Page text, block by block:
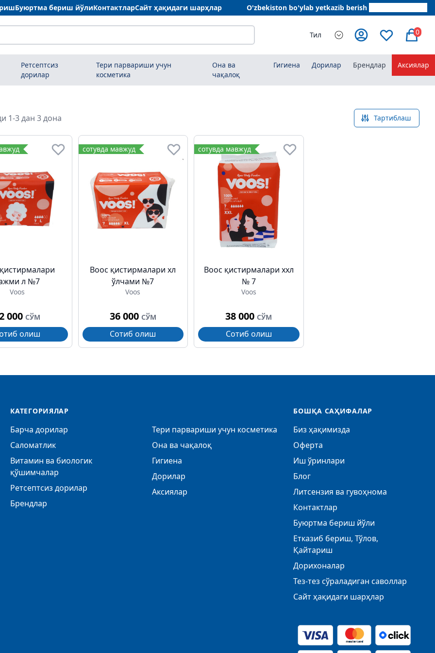
Буюртма бериш йўлиКонтактларСайт ҳақидаги шарҳлар O'zbekiston bo'ylab yetkazib berish
Тил 0
Ретсептсиз
дорилар
Тери парвариши учун
косметика
Она ва
чақалоқ
Гигиена Дорилар Брендлар Аксиялар
1-3 дан 3 дона Тартиблаш
л №7
Voos
000 СЎМ
олиш
сотувда мавжуд
Воос қистирмалари хл
ўлчами №7
Voos
36 000 СЎМ
Сотиб олиш
сотувда мавжуд
Воос қистирмалари ххл
№ 7
Voos
38 000 СЎМ
Сотиб олиш
КАТЕГОРИЯЛАР
Барча дорилар
Саломатлик
Витамин ва биологик
қўшимчалар
Ретсептсиз дорилар
Брендлар
Тери парвариши учун косметика
Она ва чақалоқ
Гигиена
Дорилар
Аксиялар
БОШҚА САҲИФАЛАР
Биз ҳақимизда
Оферта
Иш ўринлари
Блог
Литсензия ва гувоҳнома
Контактлар
Буюртма бериш йўли
Етказиб бериш, Тўлов,
Қайтариш
Дорихоналар
Тез-тез сўраладиган саволлар
Сайт ҳақидаги шарҳлар